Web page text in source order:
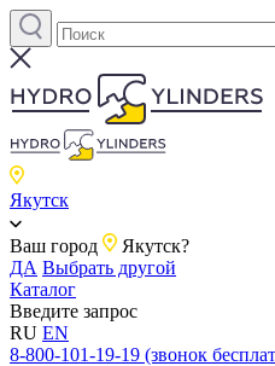
Якутск
Ваш город
Якутск?
ДА Выбрать другой
Каталог
Введите запрос
RU EN
8-800-101-19-19 (звонок